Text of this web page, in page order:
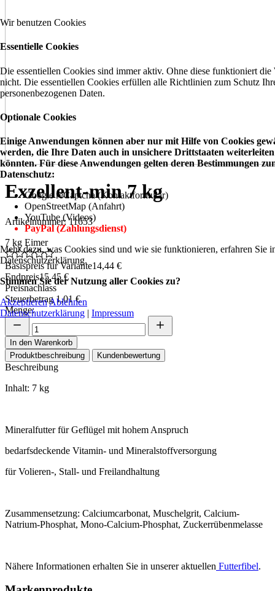
Exzellent-min 7 kg
Artikelnummer: 11653
7 kg Eimer
Basispreis für Variante14,44 €
Endpreis15,45 €
Preisnachlass
Steuerbetrag 1,01 €
Menge:
In den Warenkorb
Produktbeschreibung
Kundenbewertung
Beschreibung
Inhalt: 7 kg
Mineralfutter für Geflügel mit hohem Anspruch
bedarfsdeckende Vitamin- und Mineralstoffversorgung
für Volieren-, Stall- und Freilandhaltung
Zusammensetzung: Calciumcarbonat, Muschelgrit, Calcium-
Natrium-Phosphat, Mono-Calcium-Phosphat, Zuckerrübenmelasse
Nähere Informationen erhalten Sie in unserer aktuellen Futterfibel.
Wir benutzen Cookies
Essentielle Cookies
Die essentiellen Cookies sind immer aktiv. Ohne diese funktioniert die
nicht. Die essentiellen Cookies erfüllen alle Richtlinien zum Schutz
personenbezogenen Daten.
Optionale Cookies
Einige Anwendungen können aber nur mit Hilfe von Cookies
werden, die Ihre Daten auch in unsichere Drittstaaten weiterleiten
könnten. Für diese Anwendungen gelten deren Bestimmungen
Datenschutz:
Google reCaptcha (Kontaktformular)
OpenStreetMap (Anfahrt)
YouTube (Videos)
PayPal (Zahlungsdienst)
Mehr dazu, was Cookies sind und wie sie funktionieren, erfahren Sie
Datenschutzerklärung.
Stimmen Sie der Nutzung aller Cookies zu?
AkzeptierenAblehnen
Datenschutzerklärung | Impressum